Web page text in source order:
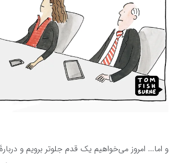
و اما... امروز می‌خواهیم یک قدم جلوتر برویم و